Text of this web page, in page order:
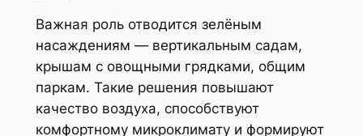
Важная роль отводится зелёным
насаждениям — вертикальным садам,
крышам с овощными грядками, общим
паркам. Такие решения повышают
качество воздуха, способствуют
комфортному микроклимату и формируют